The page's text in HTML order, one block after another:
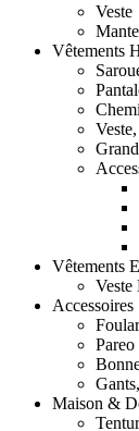
Veste
Vêtements
Vêtements
Veste
Accessoires
Pareo
Maison &